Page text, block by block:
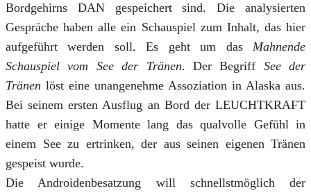
Bordgehirns DAN gespeichert sind. Die analysierten
Gespräche haben alle ein Schauspiel zum Inhalt, das hier
aufgeführt werden soll. Es geht um das Mahnende
Schauspiel vom See der Tränen. Der Begriff See der
Tränen löst eine unangenehme Assoziation in Alaska aus.
Bei seinem ersten Ausflug an Bord der LEUCHTKRAFT
hatte er einige Momente lang das qualvolle Gefühl in
einem See zu ertrinken, der aus seinen eigenen Tränen
gespeist wurde.
Die Androidenbesatzung will schnellstmöglich der